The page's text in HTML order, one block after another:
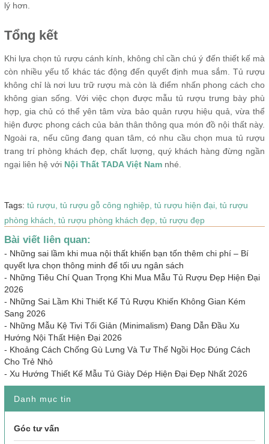
lý hơn.
Tổng kết
Khi lựa chọn tủ rượu cánh kính, không chỉ cần chú ý đến thiết kế mà
còn nhiều yếu tố khác tác động đến quyết định mua sắm. Tủ rượu
không chỉ là nơi lưu trữ rượu mà còn là điểm nhấn phong cách cho
không gian sống. Với việc chọn được mẫu tủ rượu trưng bày phù
hợp, gia chủ có thể yên tâm vừa bảo quản rượu hiệu quả, vừa thể
hiện được phong cách của bản thân thông qua món đồ nội thất này.
Ngoài ra, nếu cũng đang quan tâm, có nhu cầu chọn mua tủ rượu
trang trí phòng khách đẹp, chất lượng, quý khách hàng đừng ngần
ngại liên hệ với Nội Thất TADA Việt Nam nhé.
Tags: tủ rượu, tủ rượu gỗ công nghiệp, tủ rượu hiện đại, tủ rượu
phòng khách, tủ rượu phòng khách đẹp, tủ rượu đẹp
Bài viết liên quan:
- Những sai lầm khi mua nội thất khiến bạn tốn thêm chi phí – Bí
quyết lựa chọn thông minh để tối ưu ngân sách
- Những Tiêu Chí Quan Trọng Khi Mua Mẫu Tủ Rượu Đẹp Hiện Đại
2026
- Những Sai Lầm Khi Thiết Kế Tủ Rượu Khiến Không Gian Kém
Sang 2026
- Những Mẫu Kệ Tivi Tối Giản (Minimalism) Đang Dẫn Đầu Xu
Hướng Nội Thất Hiện Đại 2026
- Khoảng Cách Chống Gù Lưng Và Tư Thế Ngồi Học Đúng Cách
Cho Trẻ Nhỏ
- Xu Hướng Thiết Kế Mẫu Tủ Giày Dép Hiện Đại Đẹp Nhất 2026
Danh mục tin
Góc tư vấn